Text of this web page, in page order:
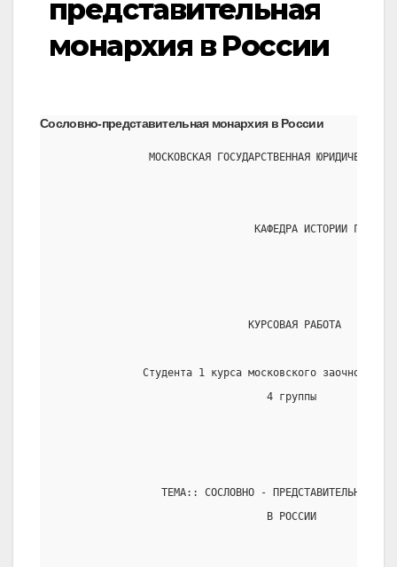
представительная
монархия в России
Сословно-представительная монархия в России
МОСКОВСКАЯ ГОСУДАРСТВЕННАЯ ЮРИДИЧЕСКАЯ
КАФЕДРА ИСТОРИИ
                               КУРСОВАЯ РАБОТА
Студента 1 курса московского заочного
                                  4 группы
ТЕМА:: СОСЛОВНО - ПРЕДСТАВИТЕЛЬНАЯ
                                  В РОССИИ